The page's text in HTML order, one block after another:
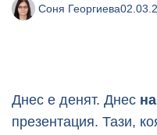
Соня Георгиева
Днес е денят. Днес
презентация. Тази,